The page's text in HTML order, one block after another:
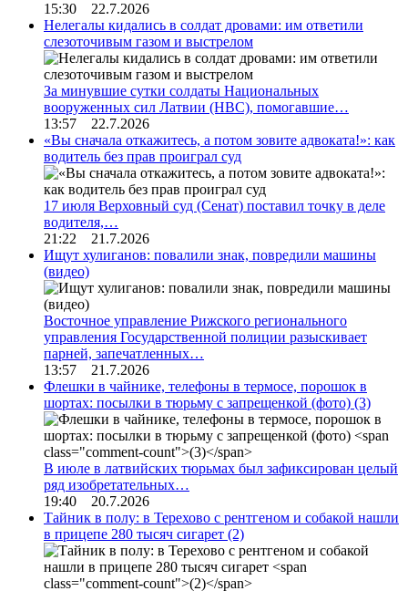
15:30 22.7.2026
Нелегалы кидались в солдат дровами: им ответили
слезоточивым газом и выстрелом
За минувшие сутки солдаты Национальных
вооруженных сил Латвии (НВС), помогавшие…
13:57 22.7.2026
«Вы сначала откажитесь, а потом зовите адвоката!»: как
водитель без прав проиграл суд
17 июля Верховный суд (Сенат) поставил точку в деле
водителя,…
21:22 21.7.2026
Ищут хулиганов: повалили знак, повредили машины
(видео)
Восточное управление Рижского регионального
управления Государственной полиции разыскивает
парней, запечатленных…
13:57 21.7.2026
Флешки в чайнике, телефоны в термосе, порошок в
шортах: посылки в тюрьму с запрещенкой (фото) (3)
В июле в латвийских тюрьмах был зафиксирован целый
ряд изобретательных…
19:40 20.7.2026
Тайник в полу: в Терехово с рентгеном и собакой нашли
в прицепе 280 тысяч сигарет (2)